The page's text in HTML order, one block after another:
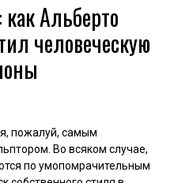
Альберто
человеческую
пожалуй, самым
Во всяком случае,
по умопомрачительным